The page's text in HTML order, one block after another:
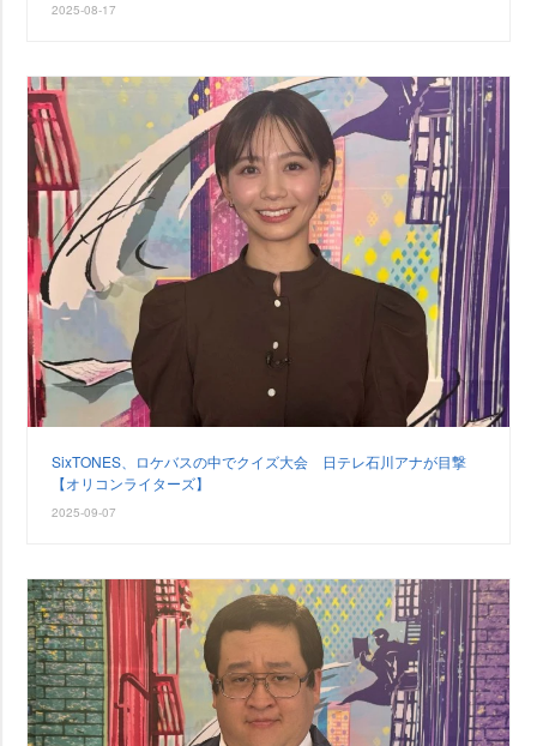
2025-08-17
SixTONES、ロケバスの中でクイズ大会 日テレ石川アナが目撃
【オリコンライターズ】
2025-09-07